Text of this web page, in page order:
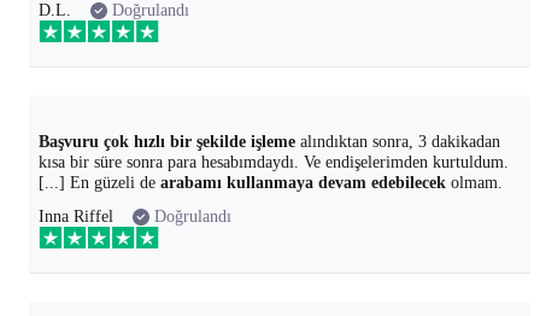
D.L.
Doğrulandı
Başvuru çok hızlı bir şekilde işleme alındıktan sonra, 3 dakikadan
kısa bir süre sonra para hesabımdaydı. Ve endişelerimden kurtuldum.
[...] En güzeli de arabamı kullanmaya devam edebilecek olmam.
Inna Riffel
Doğrulandı